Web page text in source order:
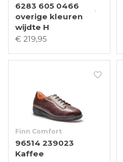
6283 605 0466
overige kleuren
wijdte H
€ 219,95
Finn Comfort
96514 239023
Kaffee